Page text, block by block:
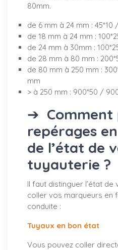
80mm.
de 6 mm à 24 mm : 45*10
de 18 mm à 24 mm :
de 24 mm à 30mm :
de 28 mm à 80 mm :
de 80 mm à 250 mm :
mm
> à 250 mm : 900*50 /
➔ Comment
repérages
de l’état de
tuyauterie ?
Il faut distinguer l’état
coller vos marqueurs en
conduite :
Tuyaux en bon état
Vous pouvez coller